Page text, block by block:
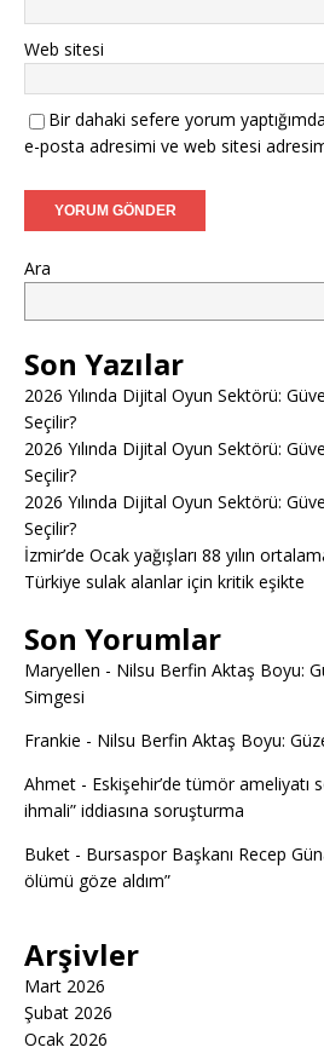
Web sitesi
Bir dahaki sefere yorum
e-posta adresimi ve web sitesi
Ara
Son Yazılar
2026 Yılında Dijital Oyun Sektörü:
Seçilir?
2026 Yılında Dijital Oyun Sektörü:
Seçilir?
2026 Yılında Dijital Oyun Sektörü:
Seçilir?
İzmir’de Ocak yağışları 88 yılın
Türkiye sulak alanlar için kritik eşikte
Son Yorumlar
Maryellen - Nilsu Berfin Aktaş Boyu:
Simgesi
Frankie - Nilsu Berfin Aktaş Boyu:
Ahmet - Eskişehir’de tümör ameliyatı
ihmali” iddiasına soruşturma
Buket - Bursaspor Başkanı Recep
ölümü göze aldım”
Arşivler
Mart 2026
Şubat 2026
Ocak 2026